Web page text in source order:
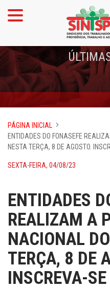
PÁGINA INICIAL
ENTIDADES DO FONASEFE
NESTA TERÇA, 8 DE AGOSTO.
SEXTA-FEIRA, 04/08/23
ENTIDADES
REALIZAM A
NACIONAL
TERÇA, 8 DE
INSCREVA-